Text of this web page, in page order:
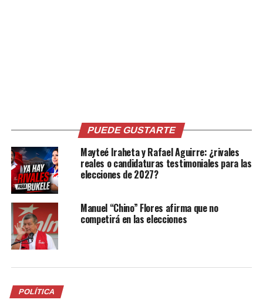
Comparte esto:
Facebook X
PUEDE GUSTARTE
Mayteé Iraheta y Rafael Aguirre: ¿rivales
reales o candidaturas testimoniales para las
elecciones de 2027?
Manuel “Chino” Flores afirma que no
competirá en las elecciones
POLÍTICA